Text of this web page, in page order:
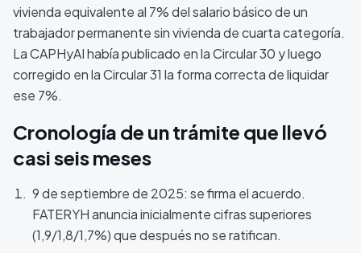
vivienda equivalente al 7% del salario básico de un
trabajador permanente sin vivienda de cuarta categoría.
La CAPHyAI había publicado en la Circular 30 y luego
corregido en la Circular 31 la forma correcta de liquidar
ese 7%.
Cronología de un trámite que llevó
casi seis meses
9 de septiembre de 2025: se firma el acuerdo.
FATERYH anuncia inicialmente cifras superiores
(1,9/1,8/1,7%) que después no se ratifican.